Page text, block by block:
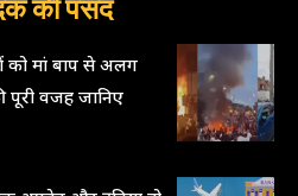
की पसंद
को मां बाप से अलग
वजह जानिए